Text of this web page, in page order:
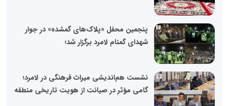
پنجمین محفل «پلاک‌های گمشده» در جوار
شهدای گمنام لامرد برگزار شد؛
نشست هم‌اندیشی میراث فرهنگی در لامرد؛
گامی مؤثر در صیانت از هویت تاریخی منطقه